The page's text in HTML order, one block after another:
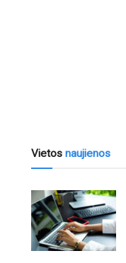
Vietos naujienos